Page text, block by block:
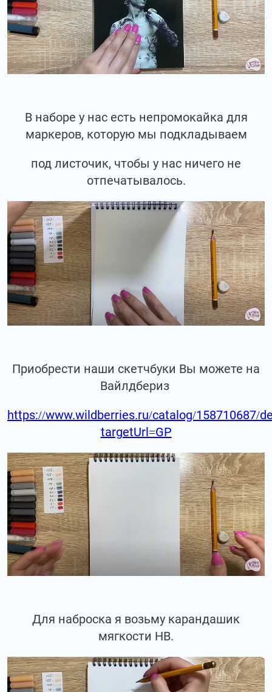
В наборе у нас есть непромокайка для
маркеров, которую мы подкладываем
под листочик, чтобы у нас ничего не
отпечатывалось.
Приобрести наши скетчбуки Вы можете на
Вайлдбериз
https://www.wildberries.ru/catalog/158710687/
targetUrl=GP
Для наброска я возьму карандашик
мягкости НВ.